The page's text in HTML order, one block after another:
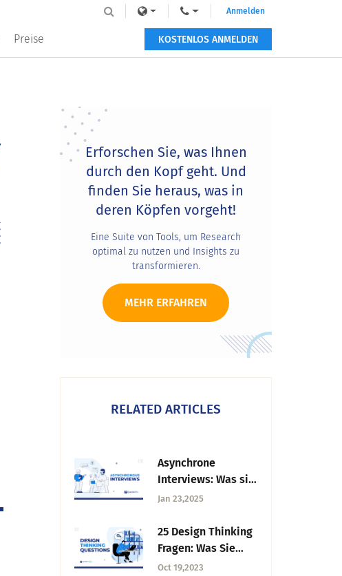
Preise
Anmelden
KOSTENLOS ANMELDEN
Primary
Sidebar
Erforschen Sie, was Ihnen
durch den Kopf geht. Und
finden Sie heraus, was in
deren Köpfen vorgeht!
Eine Suite von Tools, um Research
optimal zu nutzen und Insights zu
transformieren.
MEHR ERFAHREN
RELATED ARTICLES
Asynchrone
Interviews: Was sie
sind und wie man
Jan 23,2025
25 Design Thinking
Fragen: Was Sie
fragen sollten +
Oct 19,2023